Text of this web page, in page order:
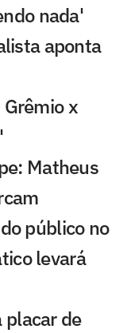
nada'
aponta
x
Matheus
público no
levará
de